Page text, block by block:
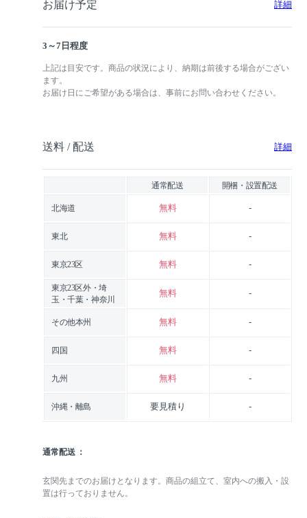
お届け予定 詳細
3～7日程度
上記は目安です。商品の状況により、納期は前後する場合がござい
ます。
お届け日にご希望がある場合は、事前にお問い合わせください。
送料 / 配送 詳細
通常配送 開梱・設置配送
北海道 無料 -
東北 無料 -
東京23区 無料 -
東京23区外・埼
玉・千葉・神奈川
無料 -
その他本州 無料 -
四国 無料 -
九州 無料 -
沖縄・離島 要見積り -
通常配送
玄関先までのお届けとなります。商品の組立て、室内への搬入・設
置は行っておりません。